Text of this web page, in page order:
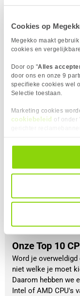
Cookies op
Megekko maakt
cookies en
Door op "Alles
door ons en onze 9
specifieke cookies wel
Selectie toestaan.
Marketing cookies
cookiebeleid of onder
toestemming altijd
klikken op
Tevens kan je er
Een Intel Core
Dit zijn de high-end
terugvinden in zware
content creëren,
cores en threads ten
zouden zijn in ‘multi
je ook hier bij de
omdat ze geen
processoren hebben
specificaties als je
Onze Top 10
Word je
niet welke je moet
Daarom hebben we
Intel of AMD CPU's